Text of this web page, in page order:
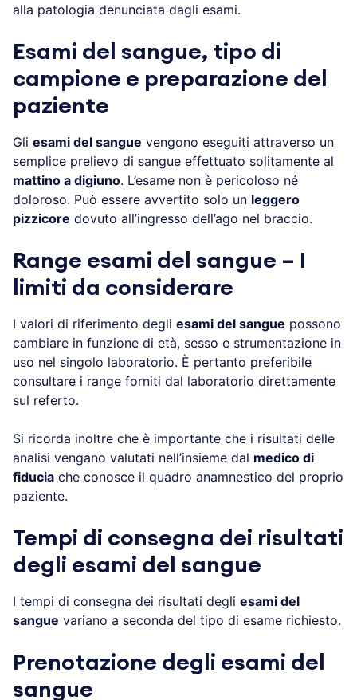
alla patologia denunciata dagli esami.
Esami del sangue, tipo di
campione e preparazione del
paziente
Gli esami del sangue vengono eseguiti attraverso un
semplice prelievo di sangue effettuato solitamente al
mattino a digiuno. L’esame non è pericoloso né
doloroso. Può essere avvertito solo un leggero
pizzicore dovuto all’ingresso dell’ago nel braccio.
Range esami del sangue – I
limiti da considerare
I valori di riferimento degli esami del sangue possono
cambiare in funzione di età, sesso e strumentazione in
uso nel singolo laboratorio. È pertanto preferibile
consultare i range forniti dal laboratorio direttamente
sul referto.
Si ricorda inoltre che è importante che i risultati delle
analisi vengano valutati nell’insieme dal medico di
fiducia che conosce il quadro anamnestico del proprio
paziente.
Tempi di consegna dei risultati
degli esami del sangue
I tempi di consegna dei risultati degli esami del
sangue variano a seconda del tipo di esame richiesto.
Prenotazione degli esami del
sangue